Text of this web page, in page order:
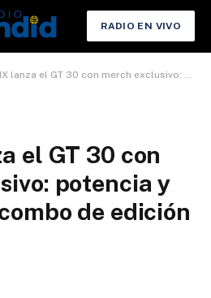
RADIO EN VIVO
el GT 30 con merch exclusivo: potencia y estilo en un combo de edición limitada.
el GT 30 con
potencia y
de edición